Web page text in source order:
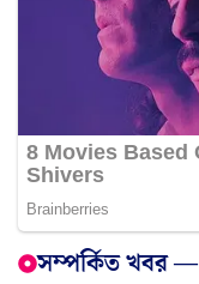
সম্পর্কিত খবর —